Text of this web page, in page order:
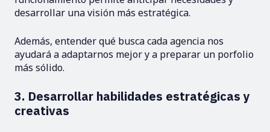
desarrollar una visión más estratégica.
Además, entender qué busca cada agencia nos
ayudará a adaptarnos mejor y a preparar un porfolio
más sólido.
3. Desarrollar habilidades estratégicas y
creativas